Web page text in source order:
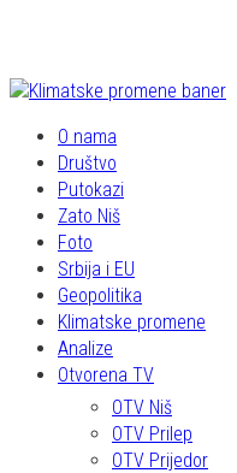
O nama
Društvo
Putokazi
Zato Niš
Foto
Srbija i EU
Geopolitika
Klimatske promene
Analize
Otvorena TV
OTV Niš
OTV Prilep
OTV Prijedor